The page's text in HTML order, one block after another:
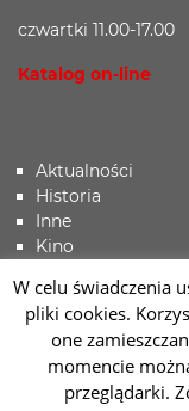
czwartki 11.00-17.00
Katalog on-line
Aktualności
Historia
Inne
Kino
Literatura
Literatura
MURALE RO/MD
W celu świadczenia
pliki cookies.
one
momencie
przeglądarki.